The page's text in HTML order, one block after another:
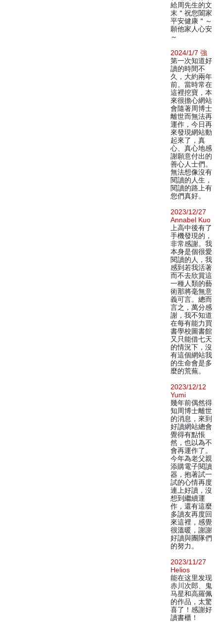
給周先生的文
末＂祝您闔家
平安健康＂～
願他家人心安
～
2024/1/7 強
第一次知道好
讀的時間不
久，大約兩年
前。當時常在
這裡挖寶，本
來很擔心網站
會隨著周博士
離世而無法再
運作，今日再
來發現網站動
起來了，真
心、真心地感
謝願意付出的
善心人士們。
無法想像沒有
閱讀的人生，
閱讀的路上有
您們真好。
2023/12/27
Annabel Kuo
上高中後有了
手機發現的，
非常感謝。我
本身是個很愛
閱讀的人，我
感到若我活著
而不去欣賞這
一種人類的藝
術那將毫無意
義可言。總而
言之，萬分感
謝，我不知道
在每有能力買
書學校圖書館
又只能借七天
的情況下，沒
有這個網站我
的生命會是多
麼的荒蕪。
2023/12/12
Yumi
幾年前偶然得
知周博士離世
的消息，來到
好讀網站總會
覺得有點悵
然，也以為不
會再運作了。
今年為老父親
添購電子閱讀
器，抱著試一
試的心情再度
連上好讀，沒
想到繼續運
作，還有這麼
多讀友再度回
來這裡，感覺
很溫暖，謝謝
好讀與團隊們
的努力。
2023/11/27
Helios
能在这里发现
赤川次郎、鬼
马星和高羅佩
的作品，太驚
喜了！感謝好
讀書櫃！